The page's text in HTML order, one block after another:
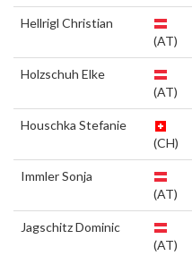
Hellrigl Christian
(AT)
Holzschuh Elke
(AT)
Houschka Stefanie
(CH)
Immler Sonja
(AT)
Jagschitz Dominic
(AT)